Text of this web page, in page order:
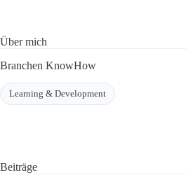
Über mich
Branchen KnowHow
Learning & Development
Beiträge